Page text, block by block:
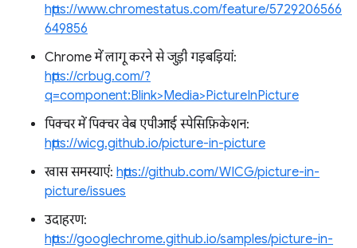
https://www.chromestatus.com/feature/5729206566
649856
Chrome में लागू करने से जुड़ी गड़बड़ियां:
https://crbug.com/?
q=component:Blink>Media>PictureInPicture
पिक्चर में पिक्चर वेब एपीआई स्पेसिफ़िकेशन:
https://wicg.github.io/picture-in-picture
खास समस्याएं: https://github.com/WICG/picture-in-
picture/issues
उदाहरण:
https://googlechrome.github.io/samples/picture-in-